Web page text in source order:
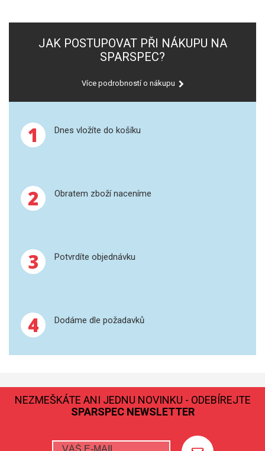
OTEVŘENÝ ROZKLAD
TLAKOVÉ AUTOKLÁVY
TAVENÍ
SPEX MLETÍ
MS/SPM
SUBSTRÁTY
JAK POSTUPOVAT PŘI NÁKUPU NA
SPARSPEC?
Více podrobností o nákupu
1 Dnes vložíte do košíku
2 Obratem zboží naceníme
3 Potvrdíte objednávku
4 Dodáme dle požadavků
NEZMEŠKÁTE ANI JEDNU NOVINKU - ODEBÍREJTE
SPARSPEC NEWSLETTER